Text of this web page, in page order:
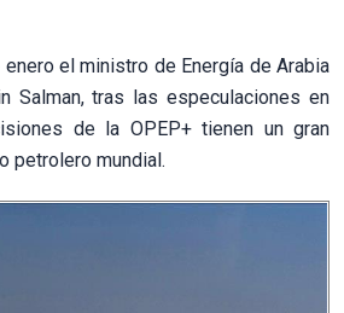
el ministro de Energía de Arabia
Salman, tras las especulaciones en
de la OPEP+ tienen un gran
petrolero mundial.